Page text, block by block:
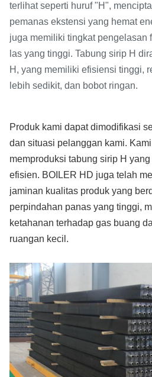
terlihat seperti huruf "H",
pemanas ekstensi yang hemat
juga memiliki tingkat pengelasan
las yang tinggi. Tabung sirip H
H, yang memiliki efisiensi tinggi,
lebih sedikit, dan bobot ringan.
Produk kami dapat dimodifikasi
dan situasi pelanggan kami.
memproduksi tabung sirip H
efisien. BOILER HD juga telah
jaminan kualitas produk yang
perpindahan panas yang tinggi,
ketahanan terhadap gas buang
ruangan kecil.